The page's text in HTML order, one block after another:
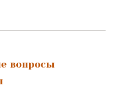
вопросы